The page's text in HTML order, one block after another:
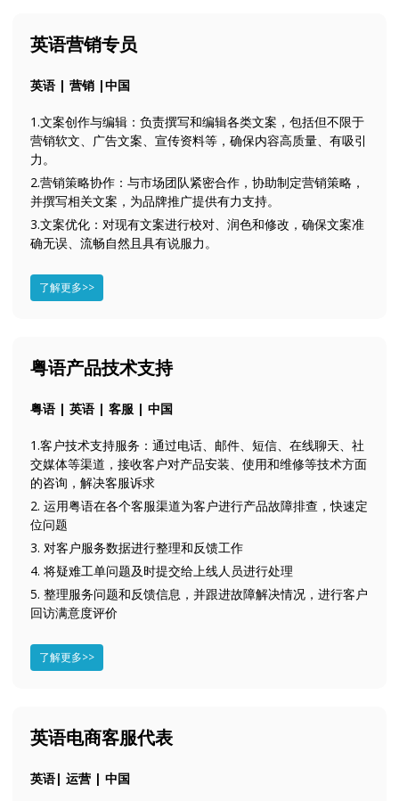
英语营销专员
英语 | 营销 |中国
1.文案创作与编辑：负责撰写和编辑各类文案，包括但不限于
营销软文、广告文案、宣传资料等，确保内容高质量、有吸引
力。
2.营销策略协作：与市场团队紧密合作，协助制定营销策略，
并撰写相关文案，为品牌推广提供有力支持。
3.文案优化：对现有文案进行校对、润色和修改，确保文案准
确无误、流畅自然且具有说服力。
了解更多>>
粤语产品技术支持
粤语 | 英语 | 客服 | 中国
1.客户技术支持服务：通过电话、邮件、短信、在线聊天、社
交媒体等渠道，接收客户对产品安装、使用和维修等技术方面
的咨询，解决客服诉求
2. 运用粤语在各个客服渠道为客户进行产品故障排查，快速定
位问题
3. 对客户服务数据进行整理和反馈工作
4. 将疑难工单问题及时提交给上线人员进行处理
5. 整理服务问题和反馈信息，并跟进故障解决情况，进行客户
回访满意度评价
了解更多>>
英语电商客服代表
英语| 运营 | 中国